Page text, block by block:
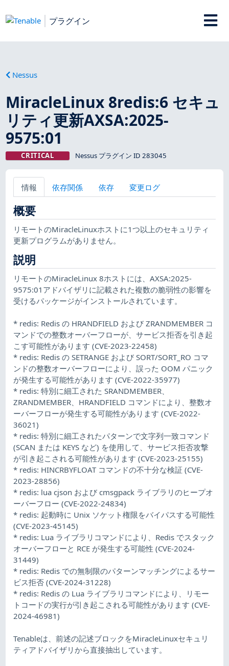
プラグイン
Nessus
MiracleLinux 8redis:6 セキュ
リティ更新AXSA:2025-
9575:01
CRITICAL Nessus プラグイン ID 283045
情報 依存関係 依存 変更ログ
概要
リモートのMiracleLinuxホストに1つ以上のセキュリティ
更新プログラムがありません。
説明
リモートのMiracleLinux 8ホストには、AXSA:2025-
9575:01アドバイザリに記載された複数の脆弱性の影響を
受けるパッケージがインストールされています。
* redis: Redis の HRANDFIELD および ZRANDMEMBER コ
マンドでの整数オーバーフローが、サービス拒否を引き起
こす可能性があります (CVE-2023-22458)
* redis: Redis の SETRANGE および SORT/SORT_RO コマ
ンドの整数オーバーフローにより、誤った OOM パニック
が発生する可能性があります (CVE-2022-35977)
* redis: 特別に細工された SRANDMEMBER、
ZRANDMEMBER、HRANDFIELD コマンドにより、整数オ
ーバーフローが発生する可能性があります (CVE-2022-
36021)
* redis: 特別に細工されたパターンで文字列一致コマンド
(SCAN または KEYS など) を使用して、サービス拒否攻撃
が引き起こされる可能性があります (CVE-2023-25155)
* redis: HINCRBYFLOAT コマンドの不十分な検証 (CVE-
2023-28856)
* redis: lua cjson および cmsgpack ライブラリのヒープオ
ーバーフロー (CVE-2022-24834)
* redis: 起動時に Unix ソケット権限をバイパスする可能性
(CVE-2023-45145)
* redis: Lua ライブラリコマンドにより、Redis でスタック
オーバーフローと RCE が発生する可能性 (CVE-2024-
31449)
* redis: Redis での無制限のパターンマッチングによるサー
ビス拒否 (CVE-2024-31228)
* redis: Redis の Lua ライブラリコマンドにより、リモー
トコードの実行が引き起こされる可能性があります (CVE-
2024-46981)
Tenableは、前述の記述ブロックをMiracleLinuxセキュリ
ティアドバイザリから直接抽出しています。